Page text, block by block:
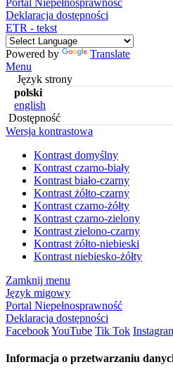
Deklaracja dostępności
ETR - tekst
Powered by
Translate
Menu
Język strony
polski
english
Dostępność
Wersja kontrastowa
Kontrast domyślny
Kontrast czarno-biały
Kontrast biało-czarny
Kontrast żółto-czarny
Kontrast czarno-żółty
Kontrast czarno-zielony
Kontrast zielono-czarny
Kontrast żółto-niebieski
Kontrast niebiesko-żółty
Zamknij menu
Język migowy
Portal Niepełnosprawność
Deklaracja dostępności
FacebookYouTube Tik Tok
Informacja o przetwarzaniu